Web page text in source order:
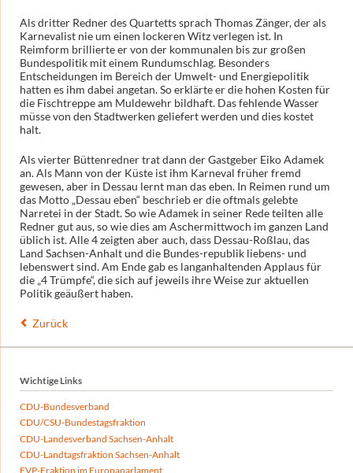
Als dritter Redner des Quartetts sprach Thomas Zänger, der als
Karnevalist nie um einen lockeren Witz verlegen ist. In
Reimform brillierte er von der kommunalen bis zur großen
Bundespolitik mit einem Rundumschlag. Besonders
Entscheidungen im Bereich der Umwelt- und Energiepolitik
hatten es ihm dabei angetan. So erklärte er die hohen Kosten für
die Fischtreppe am Muldewehr bildhaft. Das fehlende Wasser
müsse von den Stadtwerken geliefert werden und dies kostet
halt.
Als vierter Büttenredner trat dann der Gastgeber Eiko Adamek
an. Als Mann von der Küste ist ihm Karneval früher fremd
gewesen, aber in Dessau lernt man das eben. In Reimen rund um
das Motto „Dessau eben“ beschrieb er die oftmals gelebte
Narretei in der Stadt. So wie Adamek in seiner Rede teilten alle
Redner gut aus, so wie dies am Aschermittwoch im ganzen Land
üblich ist. Alle 4 zeigten aber auch, dass Dessau-Roßlau, das
Land Sachsen-Anhalt und die Bundes-republik liebens- und
lebenswert sind. Am Ende gab es langanhaltenden Applaus für
die „4 Trümpfe“, die sich auf jeweils ihre Weise zur aktuellen
Politik geäußert haben.
Zurück
Wichtige Links
CDU-Bundesverband
CDU/CSU-Bundestagsfraktion
CDU-Landesverband Sachsen-Anhalt
CDU-Landtagsfraktion Sachsen-Anhalt
EVP-Fraktion im Europaparlament